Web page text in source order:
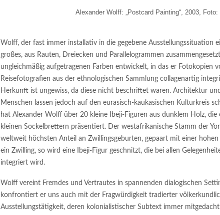
Alexander Wolff: „Postcard Painting“, 2003, Foto:
Wolff, der fast immer installativ in die gegebene Ausstellungssituation
großes, aus Rauten, Dreiecken und Parallelogrammen
ungleichmäßig aufgetragenen Farben entwickelt, in das er Fotokopien
Reisefotografien aus der ethnologischen Sammlung collagenartig
Herkunft ist ungewiss, da diese nicht beschriftet waren. Architektur
Menschen lassen jedoch auf den eurasisch-kaukasischen Kulturkreis
hat Alexander Wolff über 20 kleine Ibeji-Figuren aus dunklem Holz, die
kleinen Sockelbrettern präsentiert. Der westafrikanische Stamm der
weltweit höchsten Anteil an Zwillingsgeburten, gepaart mit einer
ein Zwilling, so wird eine Ibeji-Figur geschnitzt, die bei allen
integriert wird.
Wolff vereint Fremdes und Vertrautes in spannenden dialogischen
konfrontiert er uns auch mit der Fragwürdigkeit tradierter
Ausstellungstätigkeit, deren kolonialistischer Subtext immer